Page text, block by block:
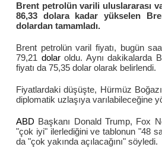
Brent petrolün varili uluslararası
86,33 dolara kadar yükselen
dolardan tamamladı.
Brent petrolün varil fiyatı, bugün
79,21 dolaroldu. Aynı dakikalarda
fiyatı da 75,35 dolar olarak belirlendi.
Fiyatlardaki düşüşte, Hürmüz
diplomatik uzlaşıya varılabileceğine
ABD Başkanı Donald Trump, Fox
"çok iyi" ilerlediğini ve tablonun "48
da "çok yakında açılacağını" söyledi.